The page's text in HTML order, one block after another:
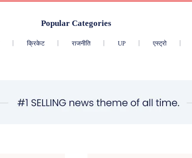
Popular Categories
क्रिकेट राजनीति UP एस्ट्रो